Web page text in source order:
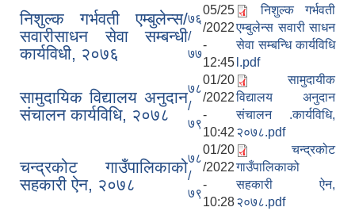
निशुल्क गर्भवती एम्बुलेन्स/
सवारीसाधन सेवा सम्बन्धी
कार्यविधी, २०७६
७६
/
७७
05/25
/2022
-
12:45
निशुल्क गर्भवती
एम्बुलेन्स सवारी साधन
सेवा सम्बन्धि कार्यविधि
l.pdf
सामुदायिक विद्यालय अनुदान
संचालन कार्यविधि, २०७८
७८
/
७९
01/20
/2022
-
10:42
सामुदायीक
विद्यालय अनुदान
संचालन .कार्यविधि,
२०७८.pdf
चन्द्रकोट गाउँपालिकाको
सहकारी ऐन, २०७८
७८
/
७९
01/20
/2022
-
10:28
चन्द्रकोट
गाउँपालिकाको
सहकारी ऐन,
२०७८.pdf